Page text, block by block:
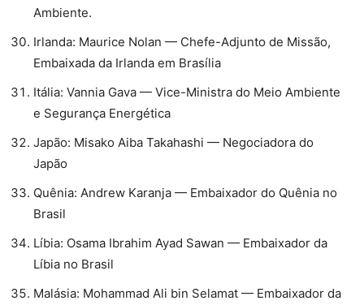
Ambiente.
⁠Irlanda: Maurice Nolan — Chefe-Adjunto de Missão,
Embaixada da Irlanda em Brasília
⁠Itália: Vannia Gava — Vice-Ministra do Meio Ambiente
e Segurança Energética
⁠Japão: Misako Aiba Takahashi — Negociadora do
Japão
⁠Quênia: Andrew Karanja — Embaixador do Quênia no
Brasil
⁠Líbia: Osama Ibrahim Ayad Sawan — Embaixador da
Líbia no Brasil
⁠Malásia: Mohammad Ali bin Selamat — Embaixador da